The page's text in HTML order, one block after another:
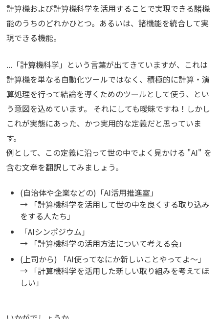
計算機および計算機科学を活用することで実現できる諸機
能のうちのどれかひとつ。あるいは、諸機能を統合して実
現できる機能。
...「計算機科学」という言葉が出てきていますが、これは
計算機を単なる自動化ツールではなく、積極的に計算・演
算処理を行って結論を導くためのツールとして使う、とい
う意図を込めています。 それにしても曖昧ですね！しかし
これが実態にあった、かつ実用的な定義だと思っていま
す。
例として、この定義に沿って世の中でよく見かける "AI" を
含む文章を翻訳してみましょう。
(自治体や企業などの)「AI活用推進室」
→ 「計算機科学を活用して世の中を良くする取り込み
をする人たち」
「AIシンポジウム」
→ 「計算機科学の活用方法について考える会」
(上司から) 「AI使ってなにか新しいことやってよ～」
→ 「計算機科学を活用した新しい取り組みを考えてほ
しい」